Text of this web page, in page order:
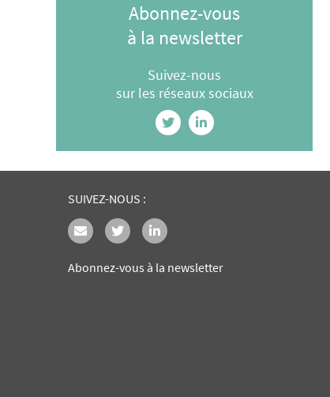
Abonnez-vous
à la newsletter
Suivez-nous
sur les réseaux sociaux
SUIVEZ-NOUS :
Abonnez-vous à la newsletter